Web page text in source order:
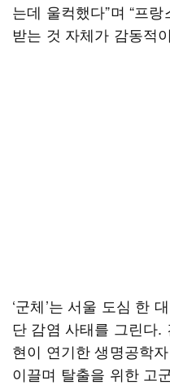
는데 울컥했다”며 “프
받는 것 자체가 감동적
‘군체’는 서울 도심 한
단 감염 사태를 그린다.
현이 연기한 생명공학
이끌며 탈출을 위한 고